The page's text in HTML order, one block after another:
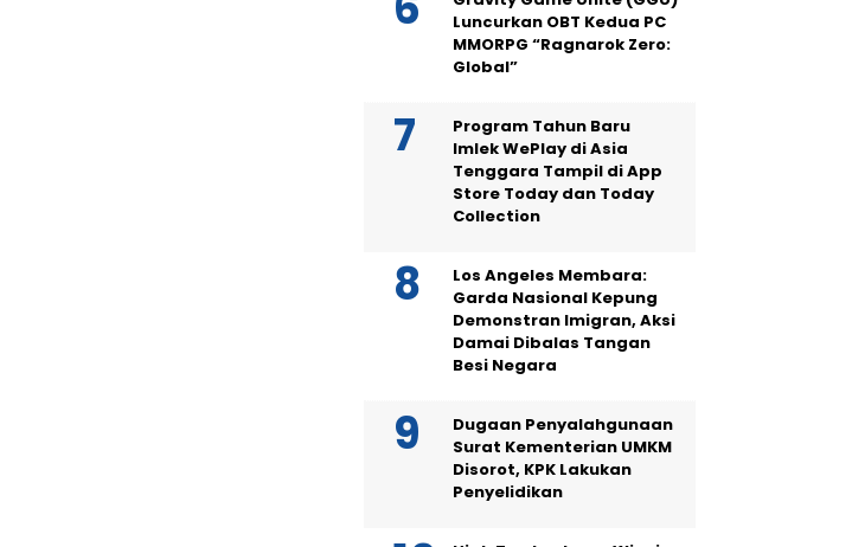
Luncurkan OBT Kedua PC
MMORPG “Ragnarok Zero:
Global”
Program Tahun Baru
Imlek WePlay di Asia
Tenggara Tampil di App
Store Today dan Today
Collection
Los Angeles Membara:
Garda Nasional Kepung
Demonstran Imigran, Aksi
Damai Dibalas Tangan
Besi Negara
Dugaan Penyalahgunaan
Surat Kementerian UMKM
Disorot, KPK Lakukan
Penyelidikan